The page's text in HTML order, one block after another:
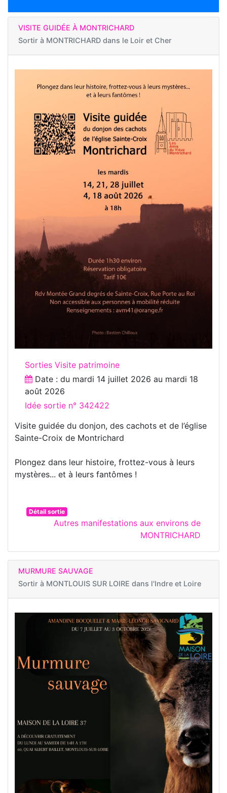
VISITE GUIDÉE À MONTRICHARD
Sortir à MONTRICHARD dans le Loir et Cher
Sorties Visite patrimoine
Date : du mardi 14 juillet 2026 au mardi 18
août 2026
Idée sortie n° 342422
Visite guidée du donjon, des cachots et de l’église
Sainte-Croix de Montrichard
Plongez dans leur histoire, frottez-vous à leurs
mystères... et à leurs fantômes !
Détail sortie
Autres manifestations aux environs de
MONTRICHARD
MURMURE SAUVAGE
Sortir à MONTLOUIS SUR LOIRE dans l'Indre et Loire